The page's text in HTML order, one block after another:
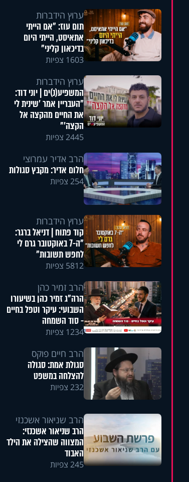
ערוץ הידברות
תום עוז: "אם הייתי
אתאיסט, הייתי היום
בדיכאון קליני"
1603 צפיות
ערוץ הידברות
המשפיע(נ)ים | יוני דוד:
"העבריין אמר 'שינית לי
את החיים מהקצה אל
הקצה'"
2445 צפיות
הרב אדיר עמרוצי
חלום אדיר: מקבץ סגולות
254 צפיות
ערוץ הידברות
קוד פתוח | דניאל ברגר:
"ה-7 באוקטובר גרם לי
לחפש תשובות"
5812 צפיות
הרב זמיר כהן
הרה"ג זמיר כהן בשיעורו
השבועי: עיקר וטפל בחיים
- סוד השמחה
1234 צפיות
הרב חיים פוקס
סגולת אמת: סגולה
להצלחה במשפט
232 צפיות
הרב שניאור אשכנזי
הרב שניאור אשכנזי:
המצווה שהצילה את הילד
האבוד
245 צפיות